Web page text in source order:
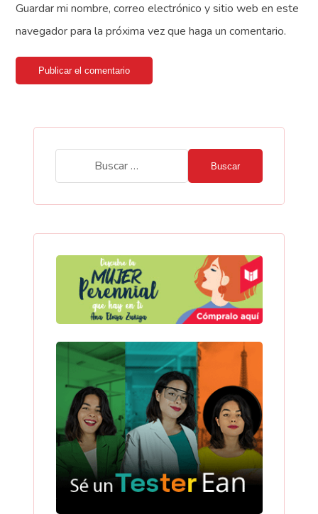
Guardar mi nombre, correo electrónico y sitio web en este
navegador para la próxima vez que haga un comentario.
Publicar el comentario
Buscar